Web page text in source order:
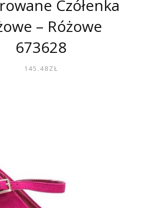
Czółenka
– Różowe
673628
145.48ZŁ